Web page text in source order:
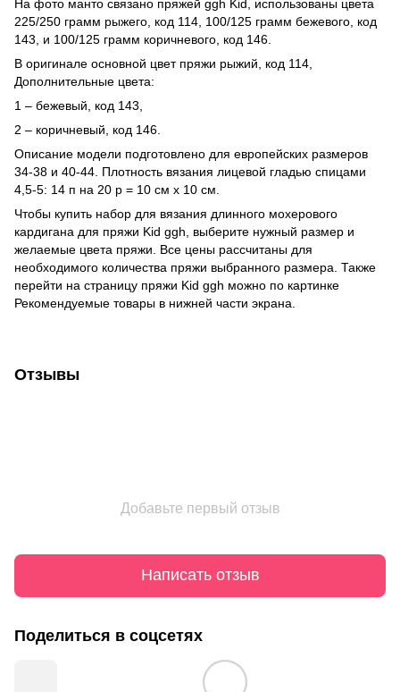
На фото манто связано пряжей ggh Kid, использованы цвета
225/250 грамм рыжего, код 114, 100/125 грамм бежевого, код
143, и 100/125 грамм коричневого, код 146.
В оригинале основной цвет пряжи рыжий, код 114,
Дополнительные цвета:
1 – бежевый, код 143,
2 – коричневый, код 146.
Описание модели подготовлено для европейских размеров
34-38 и 40-44. Плотность вязания лицевой гладью спицами
4,5-5: 14 п на 20 р = 10 см х 10 см.
Чтобы купить набор для вязания длинного мохерового
кардигана для пряжи Kid ggh, выберите нужный размер и
желаемые цвета пряжи. Все цены рассчитаны для
необходимого количества пряжи выбранного размера. Также
перейти на страницу пряжи Kid ggh можно по картинке
Рекомендуемые товары в нижней части экрана.
Отзывы
Добавьте первый отзыв
Написать отзыв
Поделиться в соцсетях